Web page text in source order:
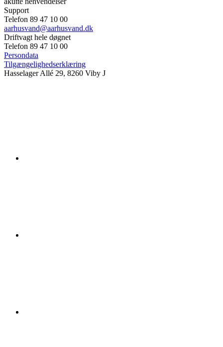
Support
Telefon 89 47 10 00
aarhusvand@aarhusvand.dk
Driftvagt hele døgnet
Telefon 89 47 10 00
Persondata
Tilgængelighedserklæring
Hasselager Allé 29, 8260 Viby J